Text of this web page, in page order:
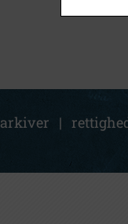
arkiver |